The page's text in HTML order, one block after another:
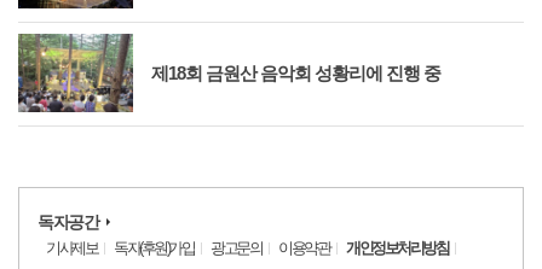
제18회 금원산 음악회 성황리에 진행 중
독자공간
기사제보 독자(후원)가입 광고문의 이용약관
개인정보처리방침